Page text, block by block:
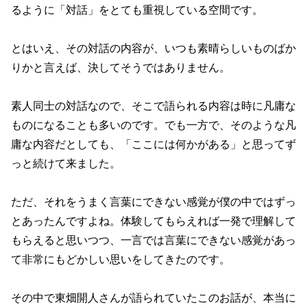
るように「対話」をとても重視している空間です。
とはいえ、その対話の内容が、いつも素晴らしいものばか
りかと言えば、決してそうではありません。
素人同士の対話なので、そこで語られる内容は時に凡庸な
ものになることも多いのです。でも一方で、そのような凡
庸な内容だとしても、「ここには何かがある」と思ってず
っと続けて来ました。
ただ、それをうまく言葉にできない感覚が僕の中ではずっ
とあったんですよね。体験してもらえれば一発で理解して
もらえると思いつつ、一言では言葉にできない感覚があっ
て非常にもどかしい思いをしてきたのです。
その中で東畑開人さんが語られていたこのお話が、本当に